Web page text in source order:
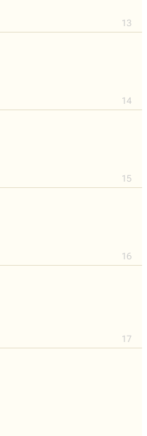
13
14
15
16
17